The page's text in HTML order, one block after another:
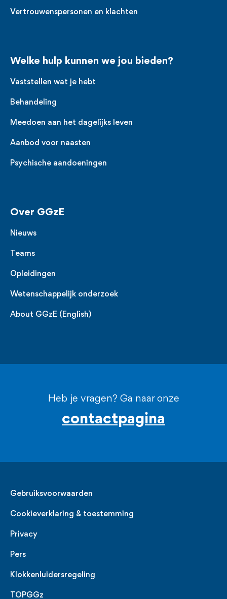
Vertrouwenspersonen en klachten
Welke hulp kunnen we jou bieden?
Vaststellen wat je hebt
Behandeling
Meedoen aan het dagelijks leven
Aanbod voor naasten
Psychische aandoeningen
Over GGzE
Nieuws
Teams
Opleidingen
Wetenschappelijk onderzoek
About GGzE (English)
Heb je vragen? Ga naar onze
contactpagina
Legal
Gebruiksvoorwaarden
Cookieverklaring & toestemming
Privacy
Pers
Klokkenluidersregeling
TOPGGz